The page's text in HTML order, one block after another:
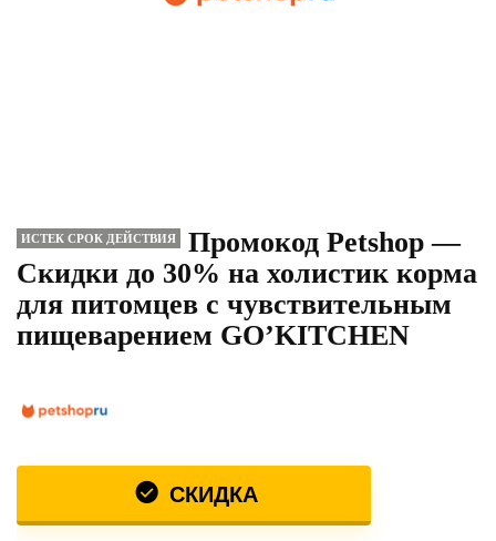
ИСТЕК СРОК ДЕЙСТВИЯ
Промокод Petshop —
Скидки до 30% на холистик корма
для питомцев с чувствительным
пищеварением GO’KITCHEN
СКИДКА